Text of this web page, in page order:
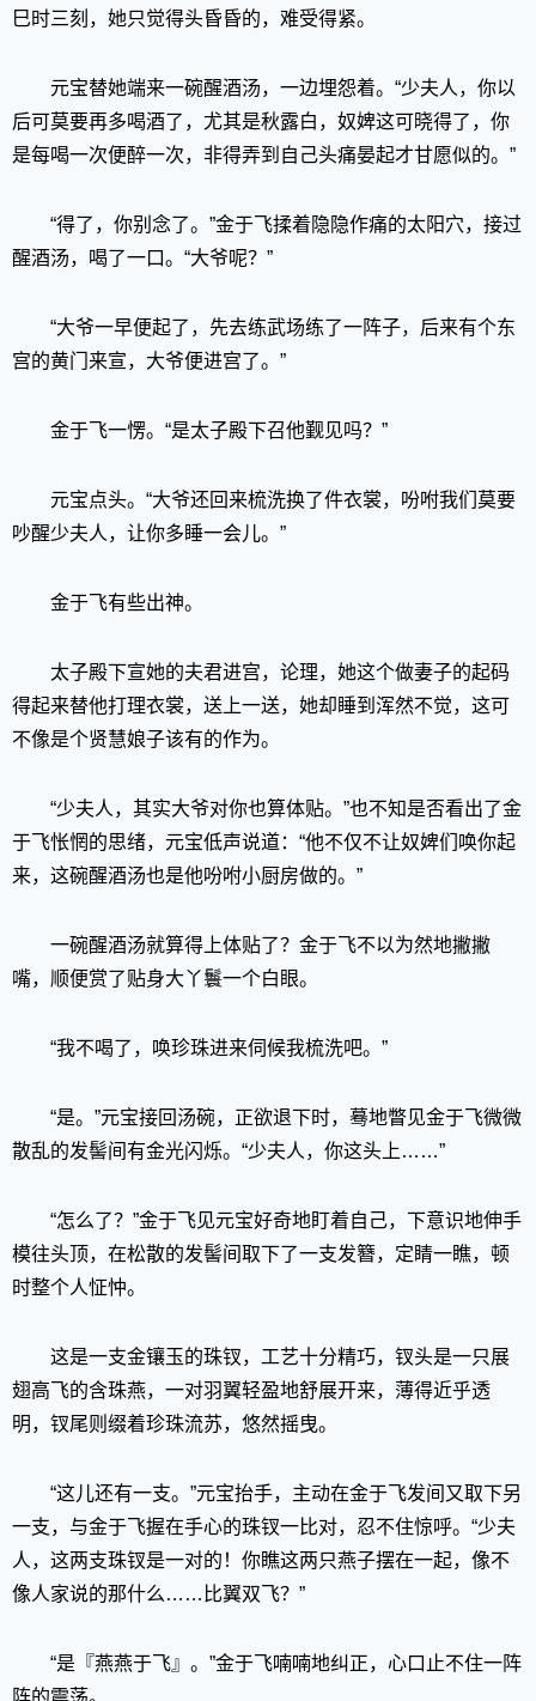
巳时三刻，她只觉得头昏昏的，难受得紧。
元宝替她端来一碗醒酒汤，一边埋怨着。“少夫人，你以
后可莫要再多喝酒了，尤其是秋露白，奴婢这可晓得了，你
是每喝一次便醉一次，非得弄到自己头痛晏起才甘愿似的。”
“得了，你别念了。”金于飞揉着隐隐作痛的太阳穴，接过
醒酒汤，喝了一口。“大爷呢？”
“大爷一早便起了，先去练武场练了一阵子，后来有个东
宫的黄门来宣，大爷便进宫了。”
金于飞一愣。“是太子殿下召他觐见吗？”
元宝点头。“大爷还回来梳洗换了件衣裳，吩咐我们莫要
吵醒少夫人，让你多睡一会儿。”
金于飞有些出神。
太子殿下宣她的夫君进宫，论理，她这个做妻子的起码
得起来替他打理衣裳，送上一送，她却睡到浑然不觉，这可
不像是个贤慧娘子该有的作为。
“少夫人，其实大爷对你也算体贴。”也不知是否看出了金
于飞怅惘的思绪，元宝低声说道：“他不仅不让奴婢们唤你起
来，这碗醒酒汤也是他吩咐小厨房做的。”
一碗醒酒汤就算得上体贴了？金于飞不以为然地撇撇
嘴，顺便赏了贴身大丫鬟一个白眼。
“我不喝了，唤珍珠进来伺候我梳洗吧。”
“是。”元宝接回汤碗，正欲退下时，蓦地瞥见金于飞微微
散乱的发髻间有金光闪烁。“少夫人，你这头上……”
“怎么了？”金于飞见元宝好奇地盯着自己，下意识地伸手
模往头顶，在松散的发髻间取下了一支发簪，定睛一瞧，顿
时整个人怔忡。
这是一支金镶玉的珠钗，工艺十分精巧，钗头是一只展
翅高飞的含珠燕，一对羽翼轻盈地舒展开来，薄得近乎透
明，钗尾则缀着珍珠流苏，悠然摇曳。
“这儿还有一支。”元宝抬手，主动在金于飞发间又取下另
一支，与金于飞握在手心的珠钗一比对，忍不住惊呼。“少夫
人，这两支珠钗是一对的！你瞧这两只燕子摆在一起，像不
像人家说的那什么……比翼双飞？”
“是『燕燕于飞』。”金于飞喃喃地纠正，心口止不住一阵
阵的震荡。